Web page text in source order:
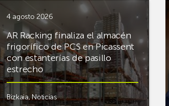
4 agosto 2026
AR Racking finaliza el almacén
frigorífico de PCS en Picassent
con estanterías de pasillo
estrecho
Bizkaia,Noticias